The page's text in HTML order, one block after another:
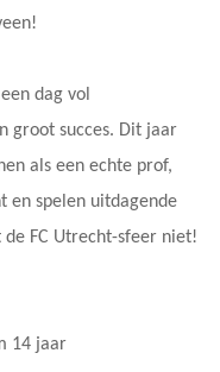
dag vol
groot succes. Dit jaar
als een echte prof,
en spelen uitdagende
FC Utrecht-sfeer niet!
14 jaar